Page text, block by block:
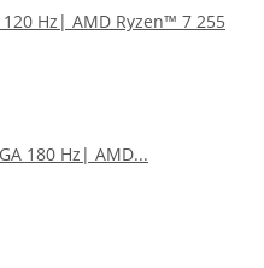
120 Hz| AMD Ryzen™ 7 255